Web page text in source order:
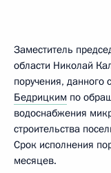
Заместитель
области Николай
поручения, данного
Бедрицким по
водоснабжения
строительства
Срок исполнения
месяцев.